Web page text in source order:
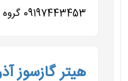
09197443453 گروه صنعتی تی تاک بزرگ ترین تولید کننده انواع جت هیتر های موشکی برقی تک فاز و سه فاز صنعتی و خانگی مجهز به...
هیتر گازسوز